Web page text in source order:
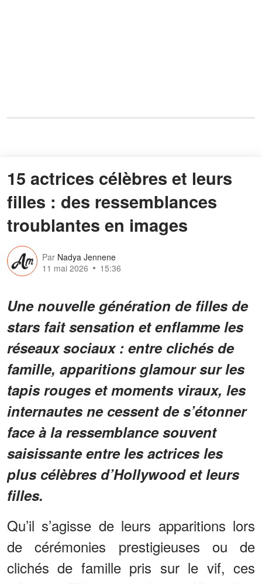
15 actrices célèbres et leurs
filles : des ressemblances
troublantes en images
Par Nadya Jennene
11 mai 2026
15:36
Une nouvelle génération de filles de
stars fait sensation et enflamme les
réseaux sociaux : entre clichés de
famille, apparitions glamour sur les
tapis rouges et moments viraux, les
internautes ne cessent de s’étonner
face à la ressemblance souvent
saisissante entre les actrices les
plus célèbres d’Hollywood et leurs
filles.
Qu’il s’agisse de leurs apparitions lors
de cérémonies prestigieuses ou de
clichés de famille pris sur le vif, ces